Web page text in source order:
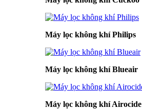
Máy lọc không khí Philips
Máy lọc không khí Blueair
Máy lọc không khí Airocide